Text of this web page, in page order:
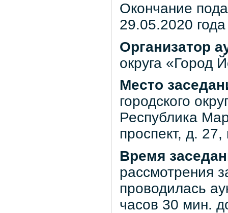
Окончание
29.05.2020
Организатор
округа «Город
Место
городского
Республика
проспект, д.
Время
рассмотрения
проводилась
часов 30 мин.